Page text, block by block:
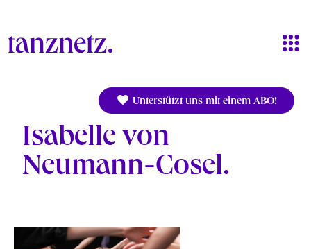
Unterstützt uns mit einem ABO!
Isabelle von
Neumann-Cosel